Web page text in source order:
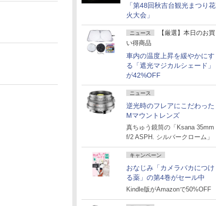
「第48回秋吉台観光まつり花
火大会」
ニュース
【厳選】本日のお買
い得商品
車内の温度上昇を緩やかにす
る「遮光マジカルシェード」
が42%OFF
ニュース
逆光時のフレアにこだわった
Mマウントレンズ
真ちゅう鏡筒の「Ksana 35mm
f/2 ASPH. シルバークローム」
キャンペーン
おなじみ「カメラバカにつけ
る薬」の第4巻がセール中
Kindle版がAmazonで50%OFF